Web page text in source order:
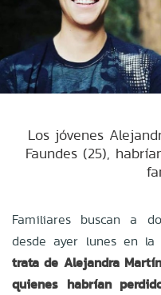
Los jóvenes
Faundes (25),
Familiares buscan a
desde ayer lunes en la
trata de Alejandra
quienes habrían